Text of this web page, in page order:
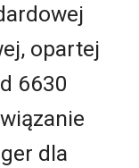
opartej
6630
dla